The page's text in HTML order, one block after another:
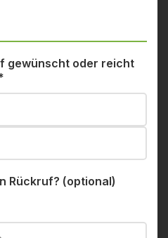
gewünscht oder reicht
Rückruf? (optional)